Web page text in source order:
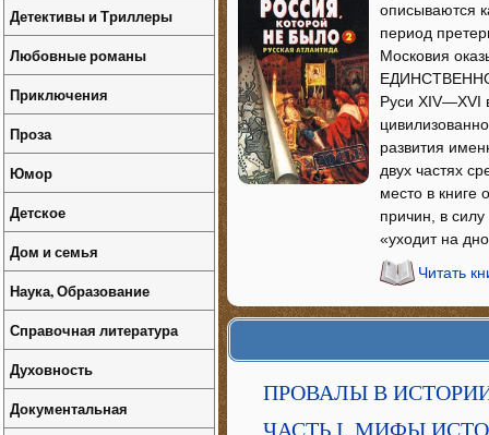
описываются
период
Московия
Руси XIV—XVI
развития
двух частях
место в
причин, в
«уходит на
Читать
ПРОВАЛЫ В ИСТОРИИ.
ЧАСТЬ I. МИФЫ
Детективы и Триллеры
Любовные романы
Приключения
Проза
Юмор
Детское
Дом и семья
Наука, Образование
Справочная литература
Духовность
Документальная